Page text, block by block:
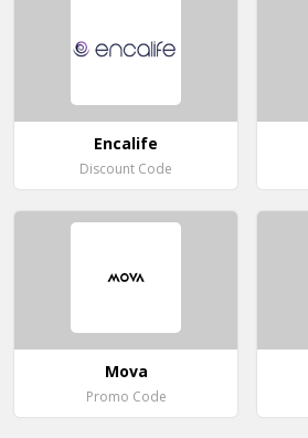
Encalife
Discount Code
Mova
Promo Code